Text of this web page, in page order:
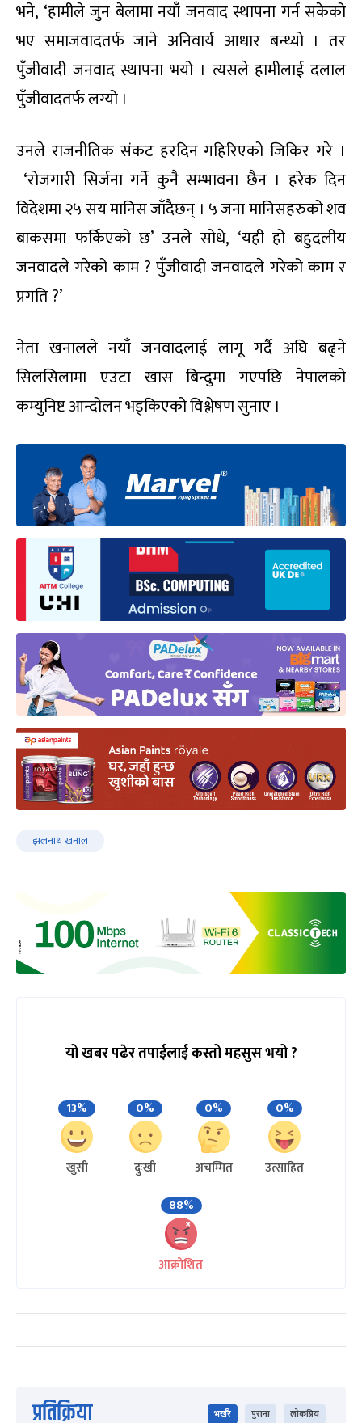
भने, ‘हामीले जुन बेलामा नयाँ जनवाद स्थापना गर्न सकेको
भए समाजवादतर्फ जाने अनिवार्य आधार बन्थ्यो । तर
पुँजीवादी जनवाद स्थापना भयो । त्यसले हामीलाई दलाल
पुँजीवादतर्फ लग्यो ।
उनले राजनीतिक संकट हरदिन गहिरिएको जिकिर गरे ।
‘रोजगारी सिर्जना गर्ने कुनै सम्भावना छैन । हरेक दिन
विदेशमा २५ सय मानिस जाँदैछन् । ५ जना मानिसहरुको शव
बाकसमा फर्किएको छ’ उनले सोधे, ‘यही हो बहुदलीय
जनवादले गरेको काम ? पुँजीवादी जनवादले गरेको काम र
प्रगति ?’
नेता खनालले नयाँ जनवादलाई लागू गर्दै अघि बढ्ने
सिलसिलामा एउटा खास बिन्दुमा गएपछि नेपालको
कम्युनिष्ट आन्दोलन भड्किएको विश्लेषण सुनाए ।
झलनाथ खनाल
यो खबर पढेर तपाईलाई कस्तो महसुस भयो ?
13%
खुसी
0%
दुःखी
0%
अचम्मित
0%
उत्साहित
88%
आक्रोशित
प्रतिक्रिया भर्खरै पुराना लोकप्रिय